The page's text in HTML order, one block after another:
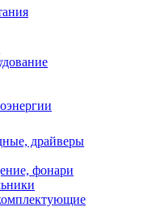
драйверы
фонари